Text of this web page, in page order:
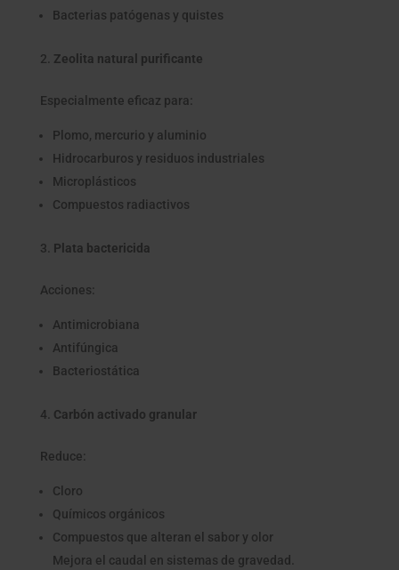
Bacterias patógenas y quistes
Zeolita natural purificante
Especialmente eficaz para:
Plomo, mercurio y aluminio
Hidrocarburos y residuos industriales
Microplásticos
Compuestos radiactivos
Plata bactericida
Acciones:
Antimicrobiana
Antifúngica
Bacteriostática
Carbón activado granular
Reduce:
Cloro
Químicos orgánicos
Compuestos que alteran el sabor y olor
Mejora el caudal en sistemas de gravedad.